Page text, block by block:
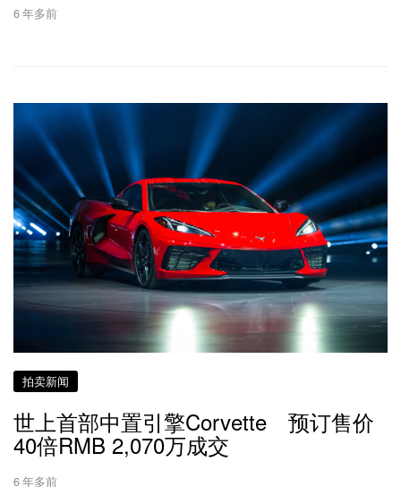
6 年多前
拍卖新闻
世上首部中置引擎Corvette 预订售价
40倍RMB 2,070万成交
6 年多前